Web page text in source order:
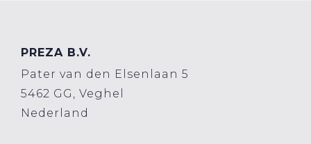
PREZA B.V.
Pater van den Elsenlaan 5
5462 GG, Veghel
Nederland